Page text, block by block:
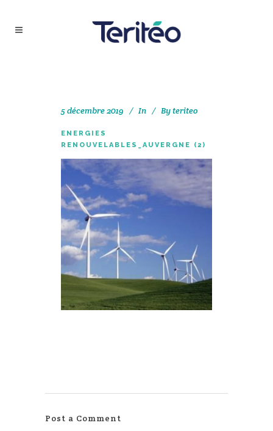
5 décembre 2019 In Byteriteo
ENERGIES
RENOUVELABLES_AUVERGNE (2)
Post a Comment